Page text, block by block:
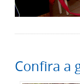
Confira a